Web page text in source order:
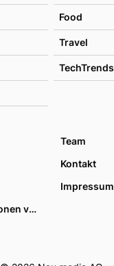
Food
Travel
TechTrends
Team
Kontakt
Datenschutzoptionen verwalten